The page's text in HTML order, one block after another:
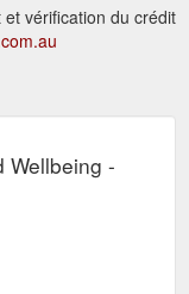
vérification du crédit
Wellbeing -